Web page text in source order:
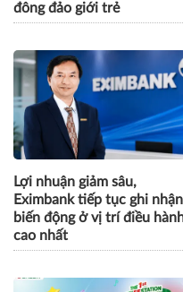
đông đảo giới trẻ
Lợi nhuận giảm sâu,
Eximbank tiếp tục ghi nhận
biến động ở vị trí điều
cao nhất